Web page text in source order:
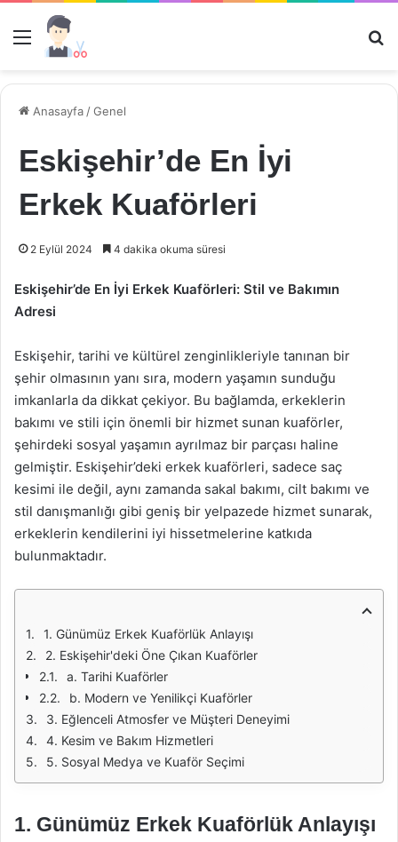
Menü
Anasayfa /Genel
Eskişehir’de En İyi
Erkek Kuaförleri
2 Eylül 2024 4 dakika okuma süresi
Eskişehir’de En İyi Erkek Kuaförleri: Stil ve Bakımın
Adresi
Eskişehir, tarihi ve kültürel zenginlikleriyle tanınan bir
şehir olmasının yanı sıra, modern yaşamın sunduğu
imkanlarla da dikkat çekiyor. Bu bağlamda, erkeklerin
bakımı ve stili için önemli bir hizmet sunan kuaförler,
şehirdeki sosyal yaşamın ayrılmaz bir parçası haline
gelmiştir. Eskişehir’deki erkek kuaförleri, sadece saç
kesimi ile değil, aynı zamanda sakal bakımı, cilt bakımı ve
stil danışmanlığı gibi geniş bir yelpazede hizmet sunarak,
erkeklerin kendilerini iyi hissetmelerine katkıda
bulunmaktadır.
1. Günümüz Erkek Kuaförlük Anlayışı
2. Eskişehir'deki Öne Çıkan Kuaförler
a. Tarihi Kuaförler
b. Modern ve Yenilikçi Kuaförler
3. Eğlenceli Atmosfer ve Müşteri Deneyimi
4. Kesim ve Bakım Hizmetleri
5. Sosyal Medya ve Kuaför Seçimi
1. Günümüz Erkek Kuaförlük Anlayışı